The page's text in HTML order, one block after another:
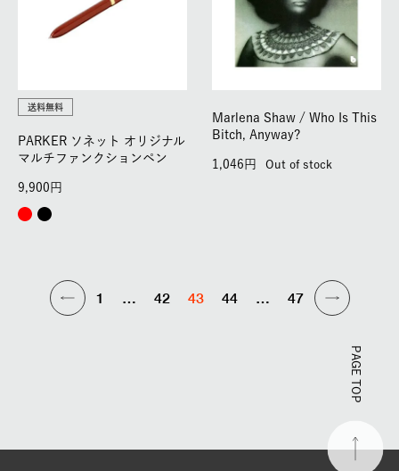
送料無料
PARKER ソネット オリジナル
マルチファンクションペン
9,900
Marlena Shaw / Who Is This
Bitch, Anyway?
1,046 Out of stock
1 … 42 43 44 … 47
PAGE TOP